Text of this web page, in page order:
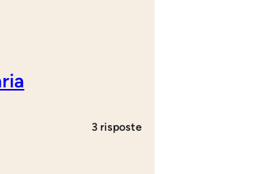
3 risposte